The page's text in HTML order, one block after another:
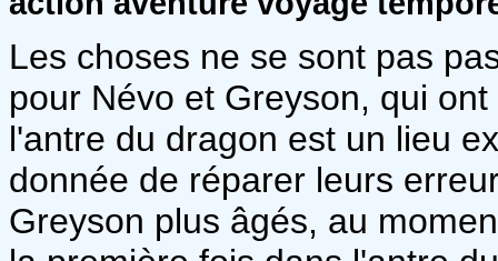
Les choses ne se sont pas
pour Névo et Greyson, qui
l'antre du dragon est un lieu
donnée de réparer leurs
Greyson plus âgés, au